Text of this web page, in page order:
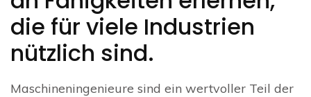
die für viele Industrien
nützlich sind.
Maschineningenieure sind ein wertvoller Teil der